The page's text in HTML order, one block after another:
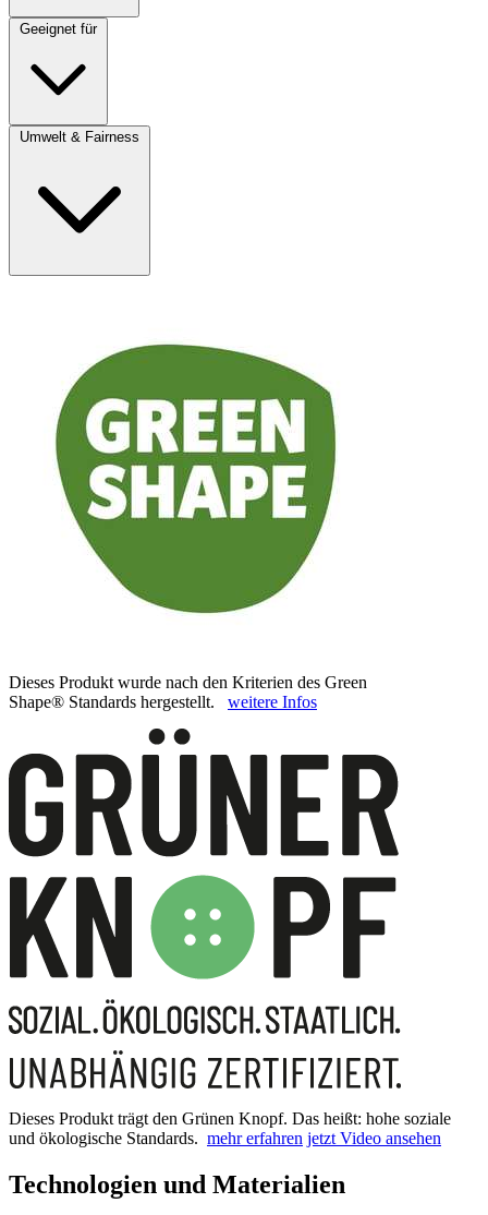
Geeignet für
Umwelt & Fairness
Dieses Produkt wurde nach den Kriterien des Green
Shape® Standards hergestellt. weitere Infos
Dieses Produkt trägt den Grünen Knopf. Das heißt: hohe soziale
und ökologische Standards. mehr erfahren jetzt Video ansehen
Technologien und Materialien